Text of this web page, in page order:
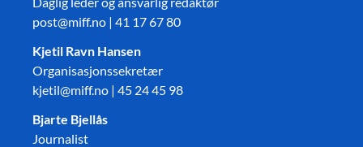
post@miff.no | 41 17 67 80
Kjetil Ravn Hansen
Organisasjonssekretær
kjetil@miff.no | 45 24 45 98
Bjarte Bjellås
Journalist